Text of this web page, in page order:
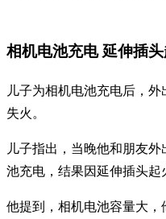
相机电池充电 延伸插头
儿子为相机电池充电后，
失火。
儿子指出，当晚他和朋友
池充电，结果因延伸插头起
他提到，相机电池容量大